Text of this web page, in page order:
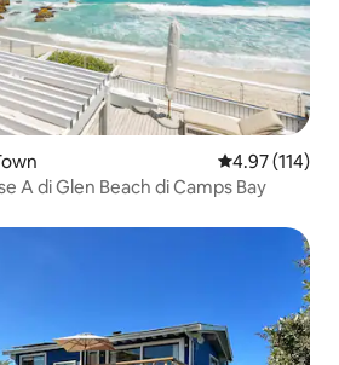
Penarafan
4.97 (114)
A di Glen Beach di Camps Bay